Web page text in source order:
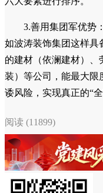
1.精准定义自身层
画像报告》，先明确自
是“性价比改善层”。
于您所在层级的品牌
2.厘清核心需求优
质”、“预算控制”、“工
六大要素进行排序。
3.善用集团军优势
如波涛装饰集团这样